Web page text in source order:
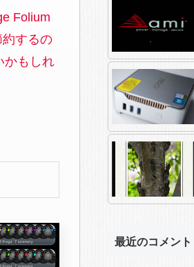
Folium
するの
かもしれ
最近のコメント